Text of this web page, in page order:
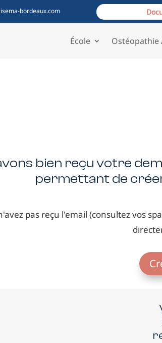
bordeaux.com
École Ostéopathie
bien reçu votre
permettant de
pas reçu l'email (consultez vos